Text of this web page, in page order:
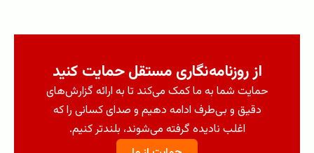
از روزنامه‌نگاری مستقل حمایت کنید
حمایت شما به ما کمک می‌کند تا به ارائه گزارش‌های
دقیق و بی‌طرف ادامه دهیم و صدای کسانی را که
اغلب نادیده گرفته می‌شوند، بلندتر کنیم.